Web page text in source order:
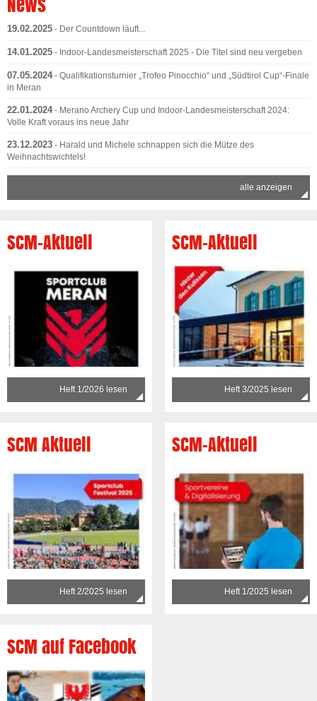
19.02.2025 - Der Countdown läuft...
14.01.2025 - Indoor-Landesmeisterschaft 2025 - Die Titel sind neu vergeben
07.05.2024- Qualifikationsturnier „Trofeo Pinocchio“ und „Südtirol Cup“-Finale
in Meran
22.01.2024- Merano Archery Cup und Indoor-Landesmeisterschaft 2024:
Volle Kraft voraus ins neue Jahr
23.12.2023 - Harald und Michele schnappen sich die Mütze des
Weihnachtswichtels!
alle anzeigen
SCM-Aktuell
Heft 1/2026 lesen
SCM-Aktuell
Heft 3/2025 lesen
SCM Aktuell
Heft 2/2025 lesen
SCM-Aktuell
Heft 1/2025 lesen
SCM auf Facebook